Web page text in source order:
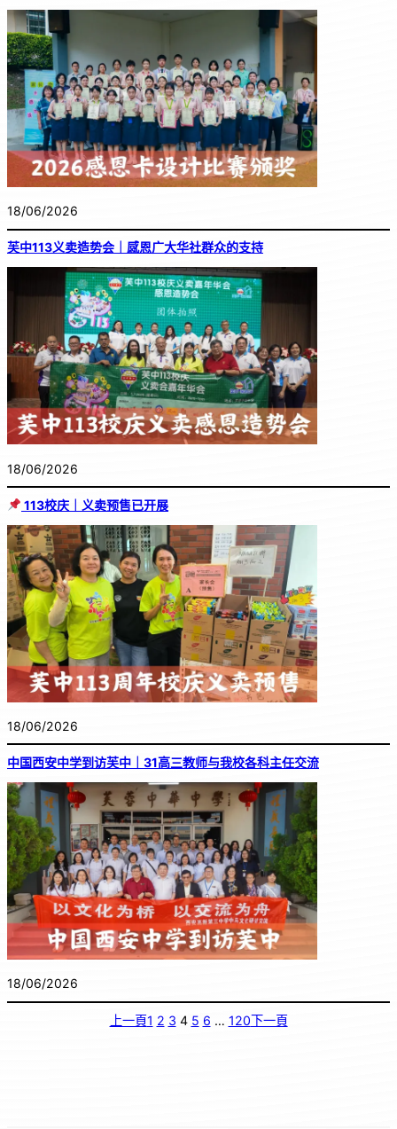
18/06/2026
芙中113义卖造势会｜感恩广大华社群众的支持
18/06/2026
113校庆｜义卖预售已开展
18/06/2026
中国西安中学到访芙中｜31高三教师与我校各科主任交流
18/06/2026
上一頁1 2 3 4 5 6 … 120下一頁